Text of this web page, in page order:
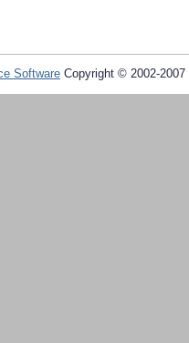
Software Copyright © 2002-2007